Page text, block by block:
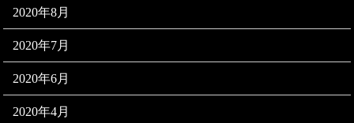
2020年8月
2020年7月
2020年6月
2020年4月